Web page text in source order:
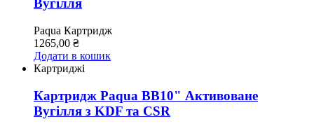
Вугілля
Paqua Картридж
1265,00 ₴
Додати в кошик
Картриджі
Картридж Paqua BB10" Активоване
Вугілля з KDF та CSR